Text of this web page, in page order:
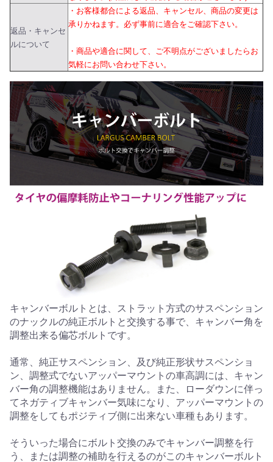
返品・キャンセ
ルについて
・お客様都合による返品、キャンセル、商品の変更は
承りかねます。必ず事前に適合をご確認下さい。
・商品や適合に関して、ご不明点がございましたらお
気軽にお問い合わせ下さい。
キャンバーボルトとは、ストラット方式のサスペンション
のナックルの純正ボルトと交換する事で、キャンバー角を
調整出来る偏芯ボルトです。
通常、純正サスペンション、及び純正形状サスペンショ
ン、調整式でないアッパーマウントの車高調には、キャン
バー角の調整機能はありません。また、ローダウンに伴っ
てネガティブキャンバー気味になり、アッパーマウントの
調整をしてもポジティブ側に出来ない車種もあります。
そういった場合にボルト交換のみでキャンバー調整を行
う、または調整の補助を行えるのがこのキャンバーボルト